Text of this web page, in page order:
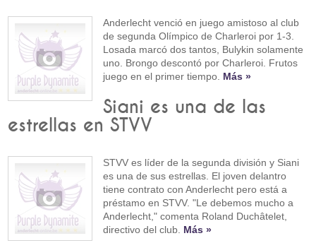
Anderlecht venció en juego amistoso al club
de segunda Olímpico de Charleroi por 1-3.
Losada marcó dos tantos, Bulykin solamente
uno. Brongo descontó por Charleroi. Frutos
juego en el primer tiempo. Más »
Siani es una de las
estrellas en STVV
STVV es líder de la segunda división y Siani
es una de sus estrellas. El joven delantro
tiene contrato con Anderlecht pero está a
préstamo en STVV. "Le debemos mucho a
Anderlecht," comenta Roland Duchâtelet,
directivo del club. Más »